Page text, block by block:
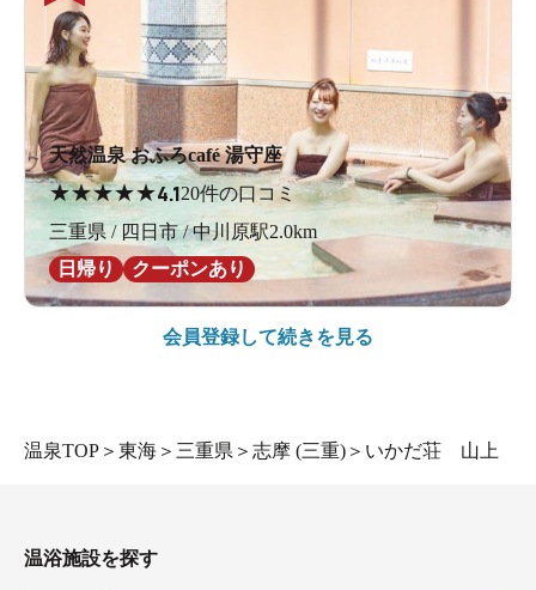
天然温泉 おふろcafé 湯守座
★★★★★4.120件の口コミ
三重県 / 四日市 / 中川原駅2.0km
日帰り
クーポンあり
会員登録して続きを見る
温泉TOP ＞ 東海 ＞ 三重県 ＞ 志摩 (三重) ＞ いかだ荘 山上
温浴施設を探す